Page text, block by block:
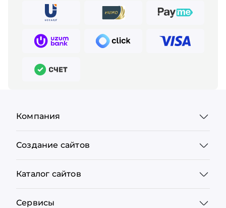
Компания
Создание сайтов
Каталог сайтов
Сервисы